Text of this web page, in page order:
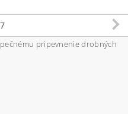
pripevnenie drobných